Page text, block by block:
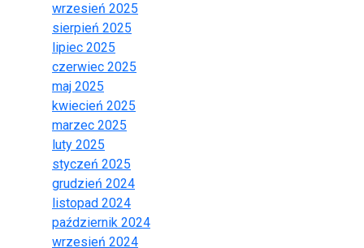
wrzesień 2025
sierpień 2025
lipiec 2025
czerwiec 2025
maj 2025
kwiecień 2025
marzec 2025
luty 2025
styczeń 2025
grudzień 2024
listopad 2024
październik 2024
wrzesień 2024